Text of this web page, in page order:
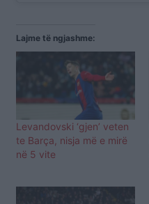
Lajme të ngjashme:
Levandovski ‘gjen’ veten
te Barça, nisja më e mirë
në 5 vite